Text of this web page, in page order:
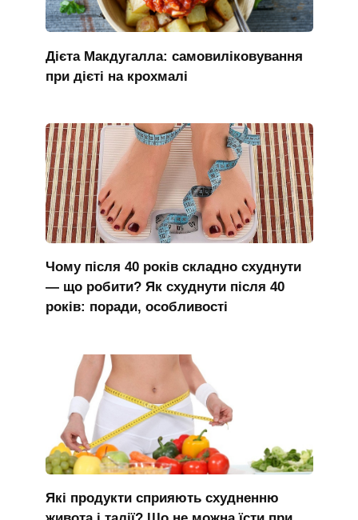
Дієта Макдугалла: самовиліковування
при дієті на крохмалі
Чому після 40 років складно схуднути
— що робити? Як схуднути після 40
років: поради, особливості
Які продукти сприяють схудненню